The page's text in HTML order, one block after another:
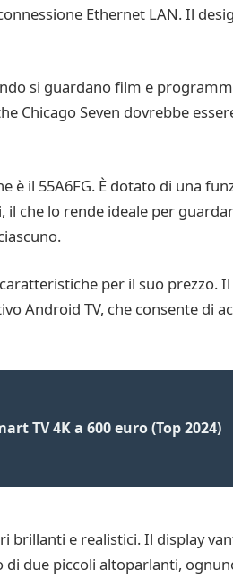
Ethernet LAN. Il
si guardano film e
Chicago Seven dovrebbe
il 55A6FG. È dotato di una
che lo rende ideale per
per il suo prezzo.
Android TV, che consente di
TV 4K a 600 euro (Top 2024)
brillanti e realistici. Il display
due piccoli altoparlanti,